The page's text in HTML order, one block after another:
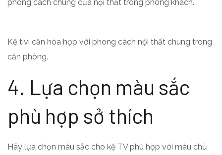
phong cách chung của nội thất trong phòng khách.
Kệ tivi cần hòa hợp với phong cách nội thất chung trong
căn phòng.
4. Lựa chọn màu sắc
phù hợp sở thích
Hãy lựa chọn màu sắc cho kệ TV phù hợp với màu chủ